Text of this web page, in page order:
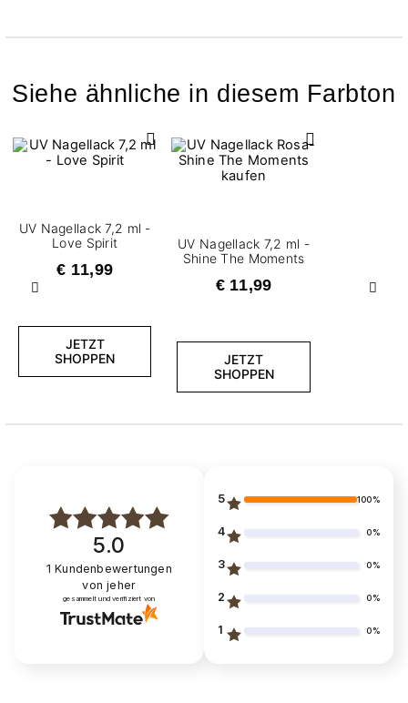
Siehe ähnliche in diesem Farbton
Zurück
UV Nagellack 7,2 ml -
Love Spirit
€ 11,99
JETZT
SHOPPEN
UV Nagellack 7,2 ml -
Shine The Moments
€ 11,99
JETZT
SHOPPEN
5.0
1 Kundenbewertungen
von jeher
gesammelt und verifiziert von
5 100%
4 0%
3 0%
2 0%
1 0%